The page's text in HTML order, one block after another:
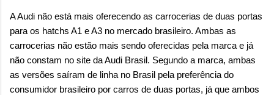
A Audi não está mais oferecendo as carrocerias de duas portas
para os hatchs A1 e A3 no mercado brasileiro. Ambas as
carrocerias não estão mais sendo oferecidas pela marca e já
não constam no site da Audi Brasil. Segundo a marca, ambas
as versões saíram de linha no Brasil pela preferência do
consumidor brasileiro por carros de duas portas, já que ambos